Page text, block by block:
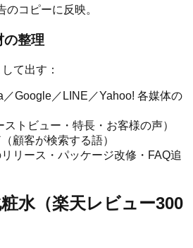
のコピーに反映。
整理
て出す：
／Google／LINE／Yahoo! 各媒体の
ストビュー・特長・お客様の声）
（顧客が検索する語）
リリース・パッケージ改修・FAQ追
水（楽天レビュー300